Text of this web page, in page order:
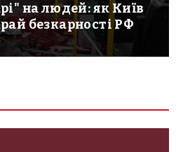
на людей: як Київ
безкарності РФ